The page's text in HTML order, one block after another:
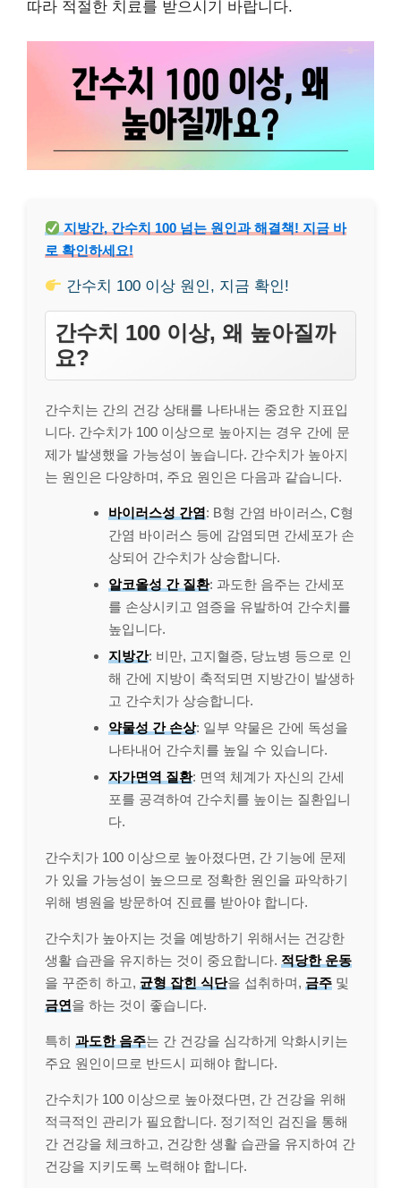
따라 적절한 치료를 받으시기 바랍니다.
지방간, 간수치 100 넘는 원인과 해결책! 지금 바
로 확인하세요!
간수치 100 이상 원인, 지금 확인!
간수치 100 이상, 왜 높아질까
요?
간수치는 간의 건강 상태를 나타내는 중요한 지표입
니다. 간수치가 100 이상으로 높아지는 경우 간에 문
제가 발생했을 가능성이 높습니다. 간수치가 높아지
는 원인은 다양하며, 주요 원인은 다음과 같습니다.
바이러스성 간염: B형 간염 바이러스, C형
간염 바이러스 등에 감염되면 간세포가 손
상되어 간수치가 상승합니다.
알코올성 간 질환: 과도한 음주는 간세포
를 손상시키고 염증을 유발하여 간수치를
높입니다.
지방간: 비만, 고지혈증, 당뇨병 등으로 인
해 간에 지방이 축적되면 지방간이 발생하
고 간수치가 상승합니다.
약물성 간 손상: 일부 약물은 간에 독성을
나타내어 간수치를 높일 수 있습니다.
자가면역 질환: 면역 체계가 자신의 간세
포를 공격하여 간수치를 높이는 질환입니
다.
간수치가 100 이상으로 높아졌다면, 간 기능에 문제
가 있을 가능성이 높으므로 정확한 원인을 파악하기
위해 병원을 방문하여 진료를 받아야 합니다.
간수치가 높아지는 것을 예방하기 위해서는 건강한
생활 습관을 유지하는 것이 중요합니다. 적당한 운동
을 꾸준히 하고, 균형 잡힌 식단을 섭취하며, 금주 및
금연을 하는 것이 좋습니다.
특히 과도한 음주는 간 건강을 심각하게 악화시키는
주요 원인이므로 반드시 피해야 합니다.
간수치가 100 이상으로 높아졌다면, 간 건강을 위해
적극적인 관리가 필요합니다. 정기적인 검진을 통해
간 건강을 체크하고, 건강한 생활 습관을 유지하여 간
건강을 지키도록 노력해야 합니다.